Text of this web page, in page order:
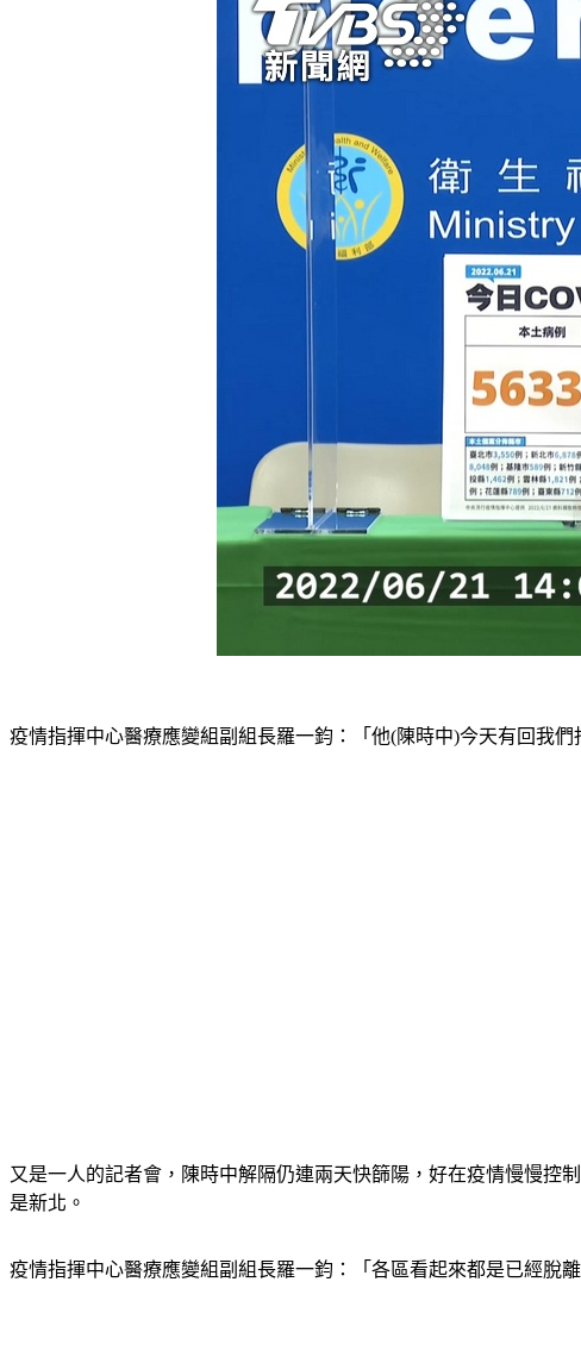
疫情指揮中心醫療應變組副組長羅一鈞：「他(陳時中)今天有回我
又是一人的記者會，陳時中解隔仍連兩天快篩陽，好在疫情慢慢控
是新北。
疫情指揮中心醫療應變組副組長羅一鈞：「各區看起來都是已經脫